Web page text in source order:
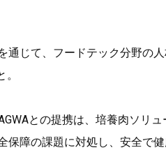
じて、フードテック分野の
との提携は、培養肉ソリ
保障の課題に対処し、安全で